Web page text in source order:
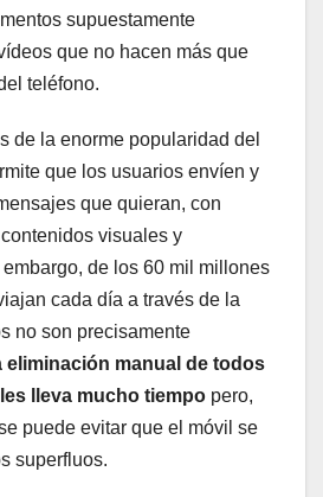
supuestamente
que no hacen más que
teléfono.
de la enorme popularidad del
que los usuarios envíen y
que quieran, con
visuales y
de los 60 mil millones
cada día a través de la
no son precisamente
eliminación manual de todos
lleva mucho tiempo pero,
puede evitar que el móvil se
superfluos.